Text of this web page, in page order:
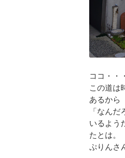
ココ・・
この道は
あるから
「なん
いるよう
たとは。
ぷりんさ